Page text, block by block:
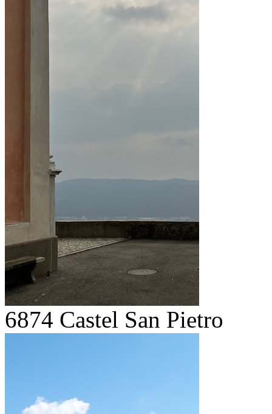
6874 Castel San Pietro